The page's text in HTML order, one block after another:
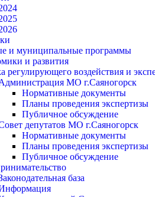
и муниципальные программы
и развития
регулирующего воздействия и
МО г.Саяногорск
Нормативные документы
Планы проведения экспертизы
Публичное обсуждение
депутатов МО г.Саяногорск
Нормативные документы
Планы проведения экспертизы
Публичное обсуждение
база